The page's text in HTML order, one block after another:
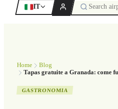
IT
Home
Blog
Tapas gratuite a Granada: come
GASTRONOMIA